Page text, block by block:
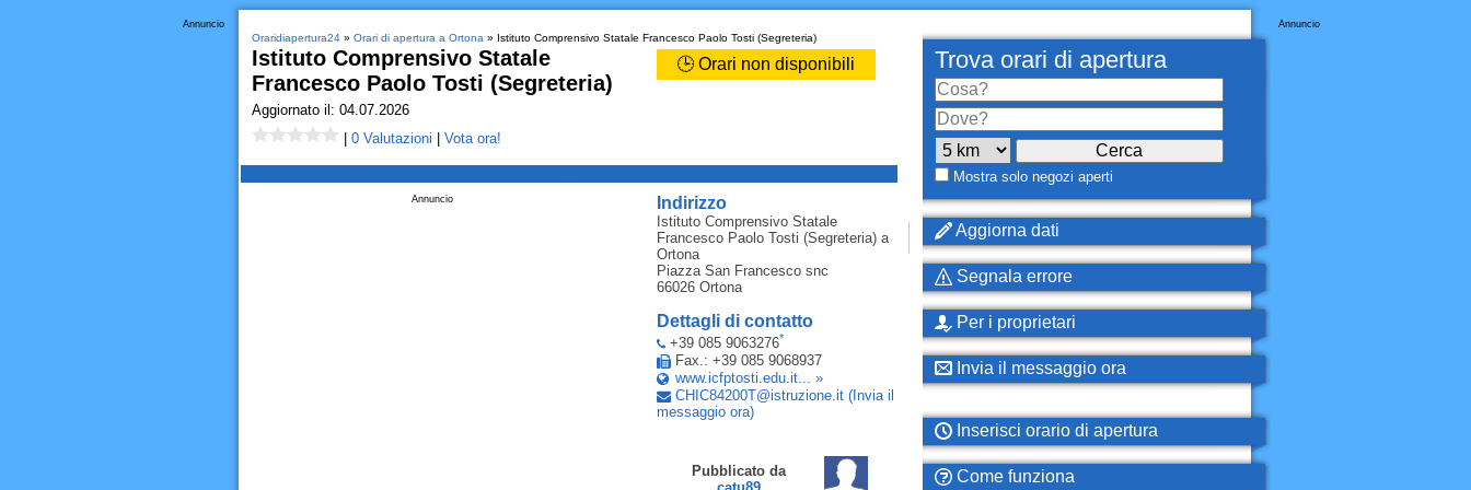
Annuncio
Oraridiapertura24» Orari di apertura a Ortona » Istituto Comprensivo Statale Francesco Paolo Tosti (Segreteria)
Istituto Comprensivo Statale
Francesco Paolo Tosti (Segreteria)
🕒 Orari non disponibili
Aggiornato il: 04.07.2026
0 Valutazioni Vota ora!
Indirizzo
Istituto Comprensivo Statale
Francesco Paolo Tosti (Segreteria)a
Ortona
Piazza San Francesco snc
66026 Ortona
Dettagli di contatto
+39 085 9063276*
Fax.: +39 085 9068937
www.icfptosti.edu.it... »
CHIC84200T@istruzione.it (Invia il
messaggio ora)
Pubblicato da
Annuncio
Annuncio
Trova orari di apertura
Mostra solo negozi aperti
Aggiorna dati
Segnala errore
Per i proprietari
Invia il messaggio ora
Inserisci orario di apertura
Come funziona